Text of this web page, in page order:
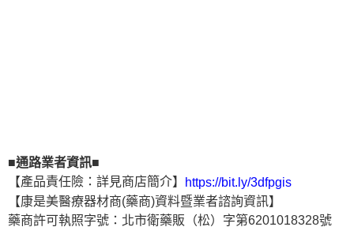
■通路業者資訊■
【產品責任險：詳見商店簡介】
https://bit.ly/3dfpgis
【康是美醫療器材商(藥商)資料暨業者諮詢資訊】
藥商許可執照字號：北市衛藥販（松）字第6201018328號